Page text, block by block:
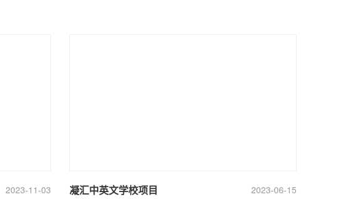
2023-11-03 2023-06-15
凝汇中英文学校项目